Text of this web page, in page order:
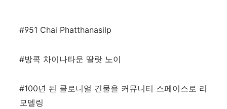
#951 Chai Phatthanasilp
#방콕 차이나타운 딸랏 노이
#100년 된 콜로니얼 건물을 커뮤니티 스페이스로 리
모델링